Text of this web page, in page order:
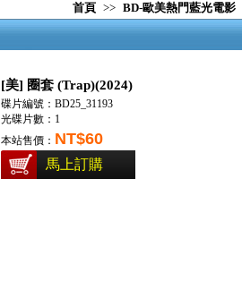
首頁 >> BD-歐美熱門藍光電影
[美] 圈套 (Trap)(2024)
碟片編號：BD25_31193
光碟片數：1
本站售價： NT$60
馬上訂購